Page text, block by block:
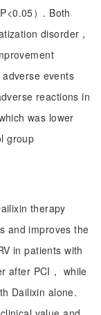
）. Both
disorder，
adverse events
reactions in
was lower
group
therapy
and improves the
in patients with
after PCI， while
Dailixin alone.